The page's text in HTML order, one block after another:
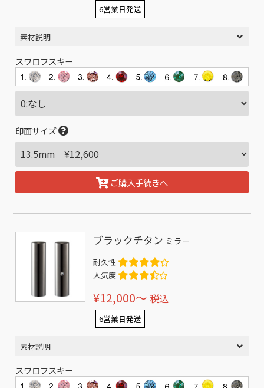
6営業日発送
素材説明
スワロフスキー
印面サイズ
ご購入手続きへ
ブラックチタン ミラー
耐久性
人気度
¥12,000〜 税込
6営業日発送
素材説明
スワロフスキー